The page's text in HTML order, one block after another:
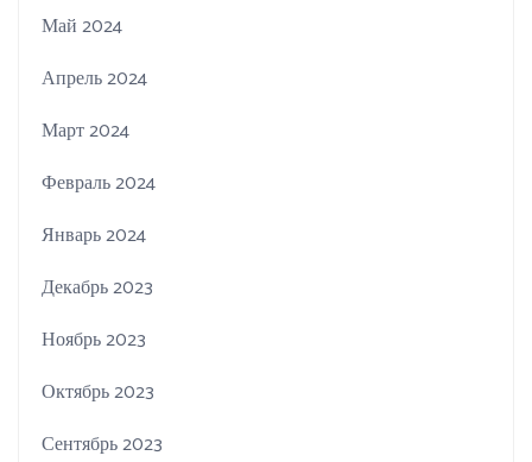
Май 2024
Апрель 2024
Март 2024
Февраль 2024
Январь 2024
Декабрь 2023
Ноябрь 2023
Октябрь 2023
Сентябрь 2023